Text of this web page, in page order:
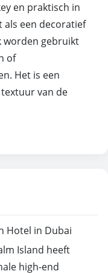
en praktisch in
als een decoratief
worden gebruikt
of
Het is een
van de
Hotel in Dubai
Island heeft
high-end